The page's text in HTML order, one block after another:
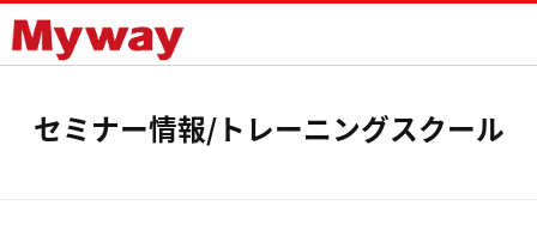
セミナー情報/トレーニングスクール